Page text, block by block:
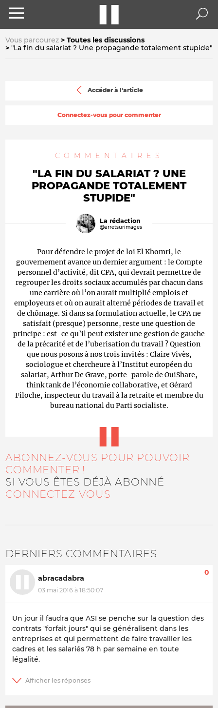
Vous parcourez
Toutes les discussions
"La fin du salariat ? Une propagande totalement stupide"
Accéder à l'article
Connectez-vous pour commenter
COMMENTAIRES
"LA FIN DU SALARIAT ? UNE
PROPAGANDE TOTALEMENT
STUPIDE"
La rédaction
@arretsurimages
Pour défendre le projet de loi El Khomri, le
gouvernement avance un dernier argument : le Compte
personnel d’activité, dit CPA, qui devrait permettre de
regrouper les droits sociaux accumulés par chacun dans
une carrière où l’on aurait multiplié emplois et
employeurs et où on aurait alterné périodes de travail et
de chômage. Si dans sa formulation actuelle, le CPA ne
satisfait (presque) personne, reste une question de
principe : est-ce qu’il peut exister une gestion de gauche
de la précarité et de l’uberisation du travail ? Question
que nous posons à nos trois invités : Claire Vivès,
sociologue et chercheure à l’Institut européen du
salariat, Arthur De Grave, porte-parole de OuiShare,
think tank de l’économie collaborative, et Gérard
Filoche, inspecteur du travail à la retraite et membre du
bureau national du Parti socialiste.
ABONNEZ-VOUS POUR POUVOIR
COMMENTER !
SI VOUS ÊTES DÉJÀ ABONNÉ
CONNECTEZ-VOUS
DERNIERS COMMENTAIRES
abracadabra
03 mai 2016 à 18:50:07
0
Un jour il faudra que ASI se penche sur la question des
contrats "forfait jours" qui se généralisent dans les
entreprises et qui permettent de faire travailler les
cadres et les salariés 78 h par semaine en toute
légalité.